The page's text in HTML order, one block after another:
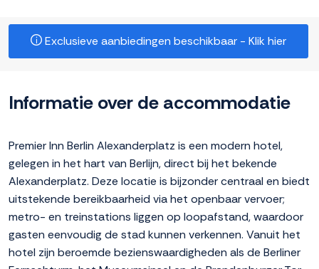
Exclusieve aanbiedingen beschikbaar - Klik hier
Informatie over de accommodatie
Premier Inn Berlin Alexanderplatz is een modern hotel,
gelegen in het hart van Berlijn, direct bij het bekende
Alexanderplatz. Deze locatie is bijzonder centraal en biedt
uitstekende bereikbaarheid via het openbaar vervoer;
metro- en treinstations liggen op loopafstand, waardoor
gasten eenvoudig de stad kunnen verkennen. Vanuit het
hotel zijn beroemde bezienswaardigheden als de Berliner